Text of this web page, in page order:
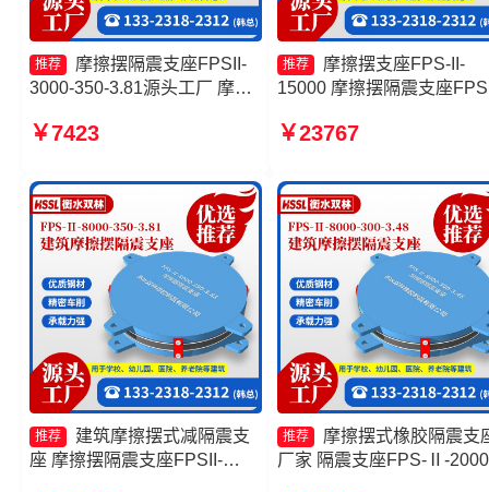
推荐
摩擦摆隔震支座FPSII-
3000-350-3.81源头工厂 摩擦
震支座生产厂家 摩擦摆隔震支
厂家
￥7423
推荐
摩擦摆支座FPS-II-
15000 摩擦摆隔震支座
生产厂家 摩擦摆隔震支座
厂
￥23767
推荐
建筑摩擦摆式减隔震支
座 摩擦摆隔震支座FPSII-
推荐
摩擦摆式橡胶隔震支
厂家 隔震支座FPS-Ⅱ-